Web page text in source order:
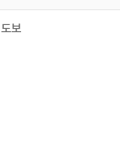
도보